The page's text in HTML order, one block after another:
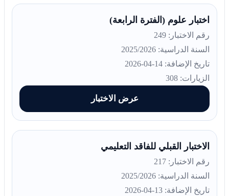
اختبار علوم (الفترة الرابعة)
رقم الاختبار: 249
السنة الدراسية: 2025/2026
تاريخ الإضافة: 14-04-2026
الزيارات: 308
عرض الاختبار
الاختبار القبلي للفاقد التعليمي
رقم الاختبار: 217
السنة الدراسية: 2025/2026
تاريخ الإضافة: 13-04-2026